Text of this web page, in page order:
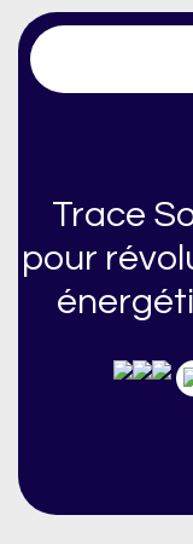
Trace Software
Trace
pour